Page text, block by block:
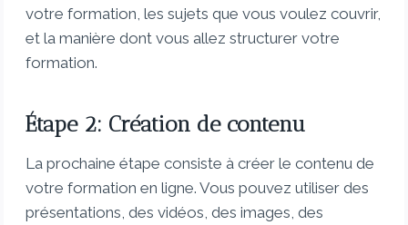
votre formation, les sujets que vous voulez couvrir,
et la manière dont vous allez structurer votre
formation.
Étape 2: Création de contenu
La prochaine étape consiste à créer le contenu de
votre formation en ligne. Vous pouvez utiliser des
présentations, des vidéos, des images, des